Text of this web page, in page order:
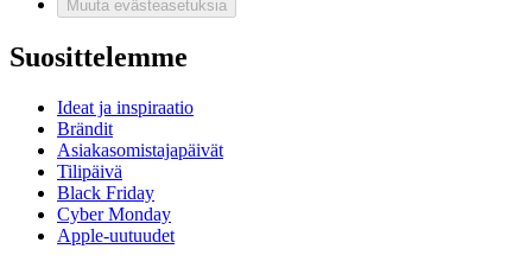
Muuta evästeasetuksia
Suosittelemme
Ideat ja inspiraatio
Brändit
Asiakasomistajapäivät
Tilipäivä
Black Friday
Cyber Monday
Apple-uutuudet